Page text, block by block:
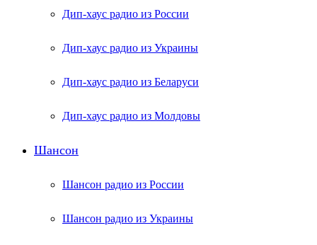
Дип-хаус радио из России
Дип-хаус радио из Украины
Дип-хаус радио из Беларуси
Дип-хаус радио из Молдовы
Шансон
Шансон радио из России
Шансон радио из Украины